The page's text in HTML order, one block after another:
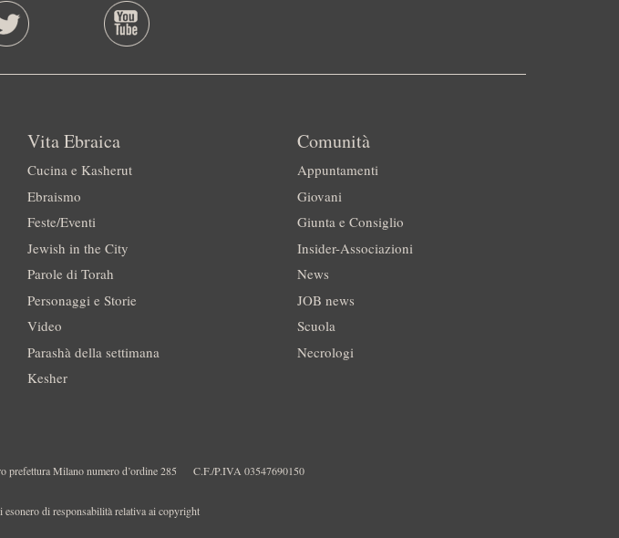
Vita Ebraica
Cucina e Kasherut
Ebraismo
Feste/Eventi
Jewish in the City
Parole di Torah
Personaggi e Storie
Video
Parashà della settimana
Kesher
Comunità
Appuntamenti
Giovani
Giunta e Consiglio
Insider-Associazioni
News
JOB news
Scuola
Necrologi
prefettura Milano numero d’ordine 285 C.F./P.IVA 03547690150
esonero di responsabilità relativa ai copyright